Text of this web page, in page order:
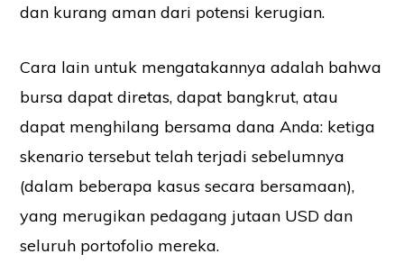
dan kurang aman dari potensi kerugian.
Cara lain untuk mengatakannya adalah bahwa
bursa dapat diretas, dapat bangkrut, atau
dapat menghilang bersama dana Anda: ketiga
skenario tersebut telah terjadi sebelumnya
(dalam beberapa kasus secara bersamaan),
yang merugikan pedagang jutaan USD dan
seluruh portofolio mereka.